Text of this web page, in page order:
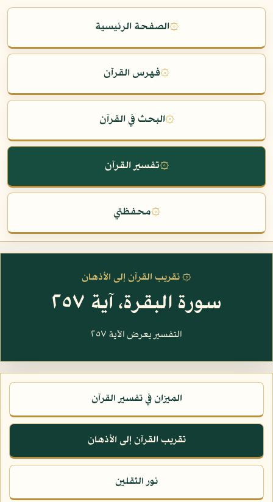
۞الصفحة الرئيسية
۞فهرس القرآن
۞البحث في القرآن
۞تفسير القرآن
۞محفظتي
۞ تقريب القرآن إلى الأذهان
سورة البقرة، آية ٢٥٧
التفسير يعرض الآية ٢٥٧
الميزان في تفسير القرآن
تقريب القرآن إلى الأذهان
نور الثقلين